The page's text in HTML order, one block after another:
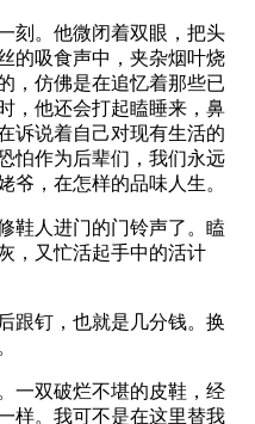
刻。他微闭着双眼，把头
的吸食声中，夹杂烟叶烧
，仿佛是在追忆着那些已
，他还会打起瞌睡来，鼻
诉说着自己对现有生活的
怕作为后辈们，我们永远
爷，在怎样的品味人生。
鞋人进门的门铃声了。瞌
，又忙活起手中的活计
跟钉，也就是几分钱。换
一双破烂不堪的皮鞋，经
样。我可不是在这里替我